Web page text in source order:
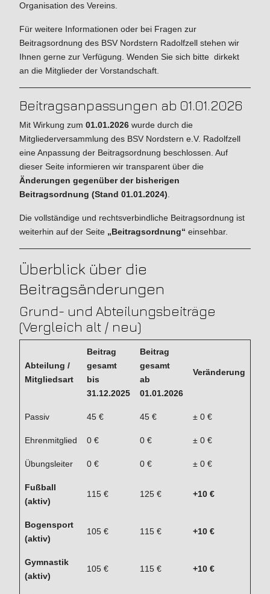
Organisation des Vereins.
Für weitere Informationen oder bei Fragen zur
Beitragsordnung des BSV Nordstern Radolfzell stehen wir
Ihnen gerne zur Verfügung. Wenden Sie sich bitte dirkekt
an die Mitglieder der Vorstandschaft.
Beitragsanpassungen ab 01.01.2026
Mit Wirkung zum 01.01.2026 wurde durch die
Mitgliederversammlung des BSV Nordstern e.V. Radolfzell
eine Anpassung der Beitragsordnung beschlossen. Auf
dieser Seite informieren wir transparent über die
Änderungen gegenüber der bisherigen
Beitragsordnung (Stand 01.01.2024)
Die vollständige und rechtsverbindliche Beitragsordnung ist
weiterhin auf der Seite „Beitragsordnung“ einsehbar.
Überblick über die
Beitragsänderungen
Grund- und Abteilungsbeiträge
(Vergleich alt / neu)
Abteilung /
Mitgliedsart
Beitrag
gesamt
bis
31.12.2025
Beitrag
gesamt
ab
01.01.2026
Veränderung
Passiv 45 € 45 € ± 0 €
Ehrenmitglied 0 € 0 € ± 0 €
Übungsleiter 0 € 0 € ± 0 €
Fußball
(aktiv)
115 € 125 € +10 €
Bogensport
(aktiv)
105 € 115 € +10 €
Gymnastik
(aktiv)
105 € 115 € +10 €